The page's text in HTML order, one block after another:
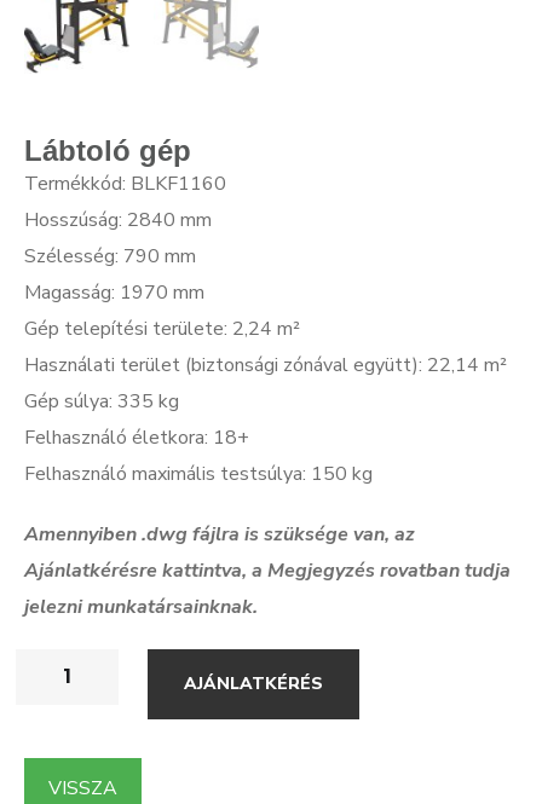
Lábtoló gép
Termékkód: BLKF1160
Hosszúság: 2840 mm
Szélesség: 790 mm
Magasság: 1970 mm
Gép telepítési területe: 2,24 m²
Használati terület (biztonsági zónával együtt): 22,14 m²
Gép súlya: 335 kg
Felhasználó életkora: 18+
Felhasználó maximális testsúlya: 150 kg
Amennyiben .dwg fájlra is szüksége van, az
Ajánlatkérésre kattintva, a Megjegyzés rovatban tudja
jelezni munkatársainknak.
AJÁNLATKÉRÉS
VISSZA